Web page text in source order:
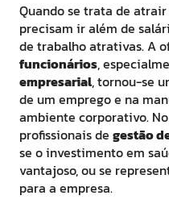
Quando se trata de
precisam ir além de
de trabalho atrativas. A
funcionários,
empresarial, tornou-se
de um emprego e na
ambiente corporativo.
profissionais de gestão
se o investimento em
vantajoso, ou se
para a empresa.